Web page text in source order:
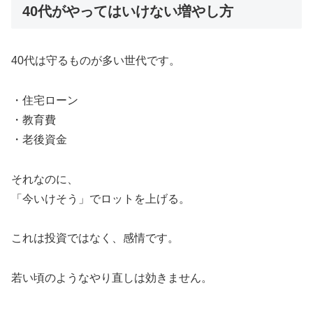
40代がやってはいけない増やし方
40代は守るものが多い世代です。
・住宅ローン
・教育費
・老後資金
それなのに、
「今いけそう」でロットを上げる。
これは投資ではなく、感情です。
若い頃のようなやり直しは効きません。